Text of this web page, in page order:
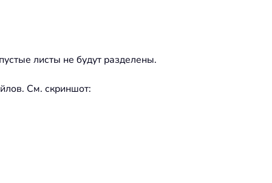
листы не будут разделены.
См. скриншот: